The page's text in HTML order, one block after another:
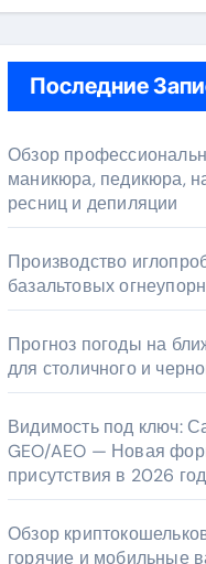
Последние
Обзор
маникюра, педикюра,
ресниц и депиляции
Производство
базальтовых
Прогноз погоды на
для столичного и
Видимость под ключ:
GEO/AEO — Новая
присутствия в 2026
Обзор
горячие и мобильные